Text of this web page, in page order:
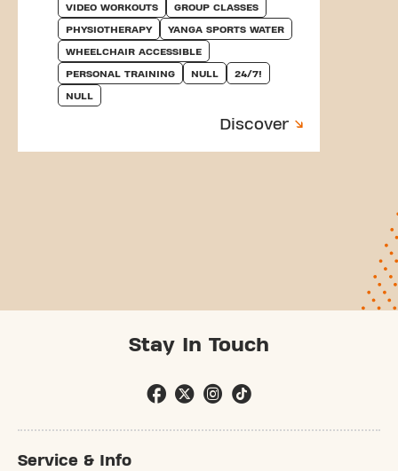
VIDEO WORKOUTS GROUP CLASSES
PHYSIOTHERAPY YANGA SPORTS WATER
WHEELCHAIR ACCESSIBLE
PERSONAL TRAINING NULL 24/7!
NULL
Discover
Stay In Touch
Service & Info